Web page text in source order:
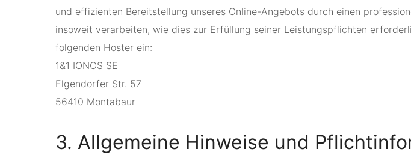
und effizienten Bereitstellung unseres Online-Angebots durch einen
insoweit verarbeiten, wie dies zur Erfüllung seiner Leistungspflichten
folgenden Hoster ein:
1&1 IONOS SE
Elgendorfer Str. 57
56410 Montabaur
3. Allgemeine Hinweise und